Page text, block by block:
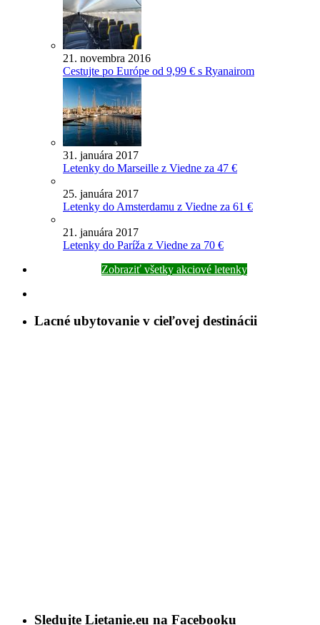
21. novembra 2016
Cestujte po Európe od 9,99 € s Ryanairom
31. januára 2017
Letenky do Marseille z Viedne za 47 €
25. januára 2017
Letenky do Amsterdamu z Viedne za 61 €
21. januára 2017
Letenky do Paríža z Viedne za 70 €
Zobraziť všetky akciové letenky
Lacné ubytovanie v cieľovej destinácii
Sledujte Lietanie.eu na Facebooku